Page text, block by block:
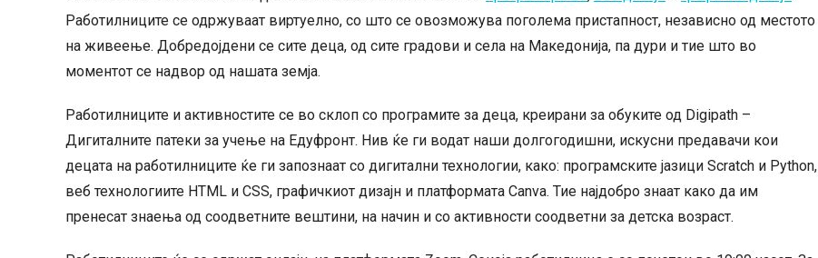
Работилниците се одржуваат виртуелно, со што се овозможува поголема пристапност, независно од местото
на живеење. Добредојдени се сите деца, од сите градови и села на Македонија, па дури и тие што во
моментот се надвор од нашата земја.
Работилниците и активностите се во склоп со програмите за деца, креирани за обуките од Digipath –
Дигиталните патеки за учење на Едуфронт. Нив ќе ги водат наши долгогодишни, искусни предавачи кои
децата на работилниците ќе ги запознаат со дигитални технологии, како: програмските јазици Scratch и Python,
веб технологиите HTML и CSS, графичкиот дизајн и платформата Canva. Тие најдобро знаат како да им
пренесат знаења од соодветните вештини, на начин и со активности соодветни за детска возраст.